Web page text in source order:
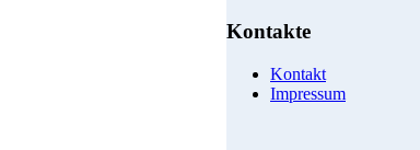
Kontakte
Kontakt
Impressum